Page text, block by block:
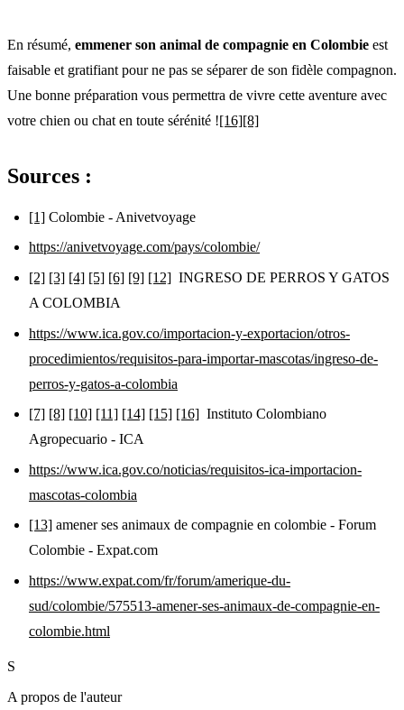
En résumé, emmener son animal de compagnie en Colombie est
faisable et gratifiant pour ne pas se séparer de son fidèle compagnon.
Une bonne préparation vous permettra de vivre cette aventure avec
votre chien ou chat en toute sérénité ![16][8]
Sources :
[1] Colombie - Anivetvoyage
https://anivetvoyage.com/pays/colombie/
[2] [3] [4] [5] [6] [9] [12] INGRESO DE PERROS Y GATOS
A COLOMBIA
https://www.ica.gov.co/importacion-y-exportacion/otros-
procedimientos/requisitos-para-importar-mascotas/ingreso-de-
perros-y-gatos-a-colombia
[7] [8] [10] [11] [14] [15] [16] Instituto Colombiano
Agropecuario - ICA
https://www.ica.gov.co/noticias/requisitos-ica-importacion-
mascotas-colombia
[13] amener ses animaux de compagnie en colombie - Forum
Colombie - Expat.com
https://www.expat.com/fr/forum/amerique-du-
sud/colombie/575513-amener-ses-animaux-de-compagnie-en-
colombie.html
S
A propos de l'auteur